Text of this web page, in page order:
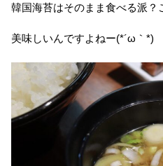
韓国海苔はそのまま食べる派？
美味しいんですよねー(*´ω｀*)